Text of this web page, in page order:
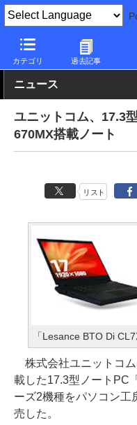
カテゴリ 過去記事
PC Watch パソコン/タブ
ニュース
ユニットコム、17.3
670MX搭載ノート
リスト
「Lesance BTO Di
株式会社ユニットコ
載した17.3型ノートPC
ーズ2機種をパソコン工
売した。